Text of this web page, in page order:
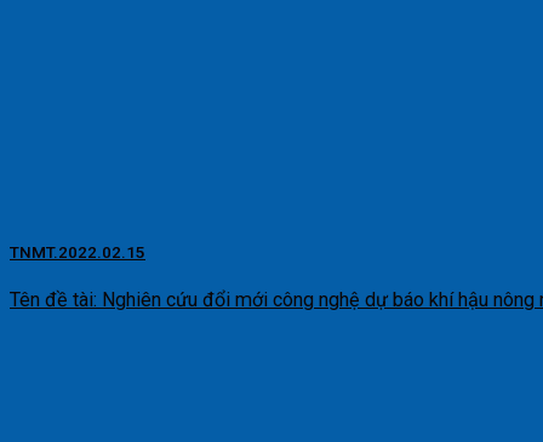
TNMT.2022.02.15
Tên đề tài: Nghiên cứu đổi mới công nghệ dự báo khí hậu nông